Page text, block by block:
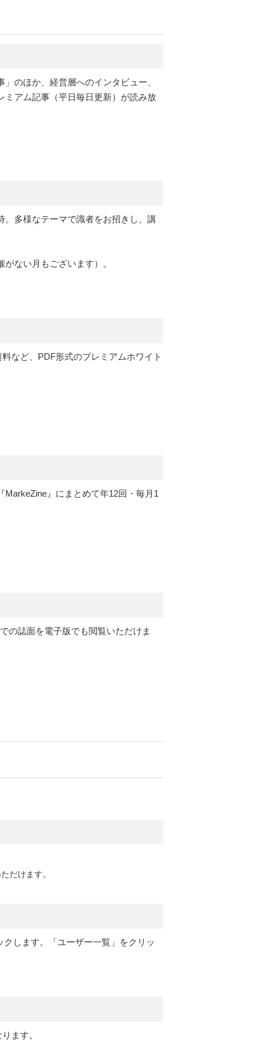
のほか、経営層へのインタビュー、
ミアム記事（平日毎日更新）が読み放
。多様なテーマで識者をお招きし、講
ない月もございます）。
など、PDF形式のプレミアムホワイト
』にまとめて年12回・毎月1
の誌面を電子版でも閲覧いただけま
だけます。
します。「ユーザー一覧」をクリッ
ます。